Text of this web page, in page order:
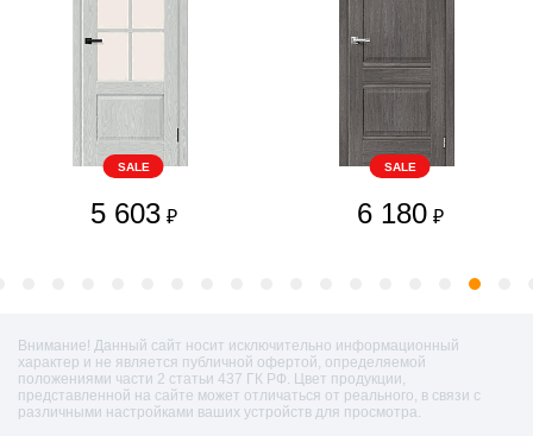
SALE
5 603 ₽
SALE
6 180 ₽
Внимание! Данный сайт носит исключительно информационный
характер и не является публичной офертой, определяемой
положениями части 2 статьи 437 ГК РФ. Цвет продукции,
представленной на сайте может отличаться от реального, в связи с
различными настройками ваших устройств для просмотра.